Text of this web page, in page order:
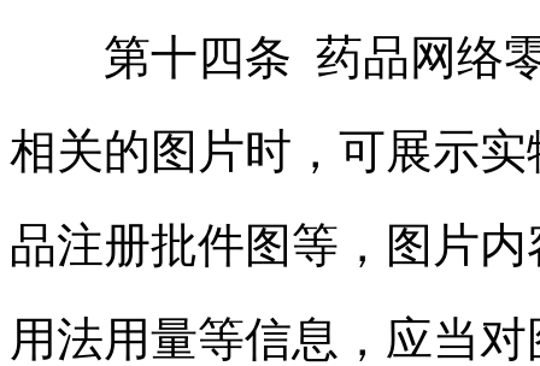
第十四条 药品网络零
相关的图片时，可展示
品注册批件图等，图片
用法用量等信息，应当